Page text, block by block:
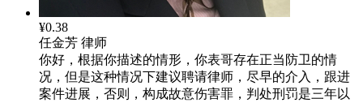
¥0.38
任金芳 律师
你好，根据你描述的情形，你表哥存在正当防卫的情
况，但是这种情况下建议聘请律师，尽早的介入，跟进
案件进展，否则，构成故意伤害罪，判处刑罚是三年以